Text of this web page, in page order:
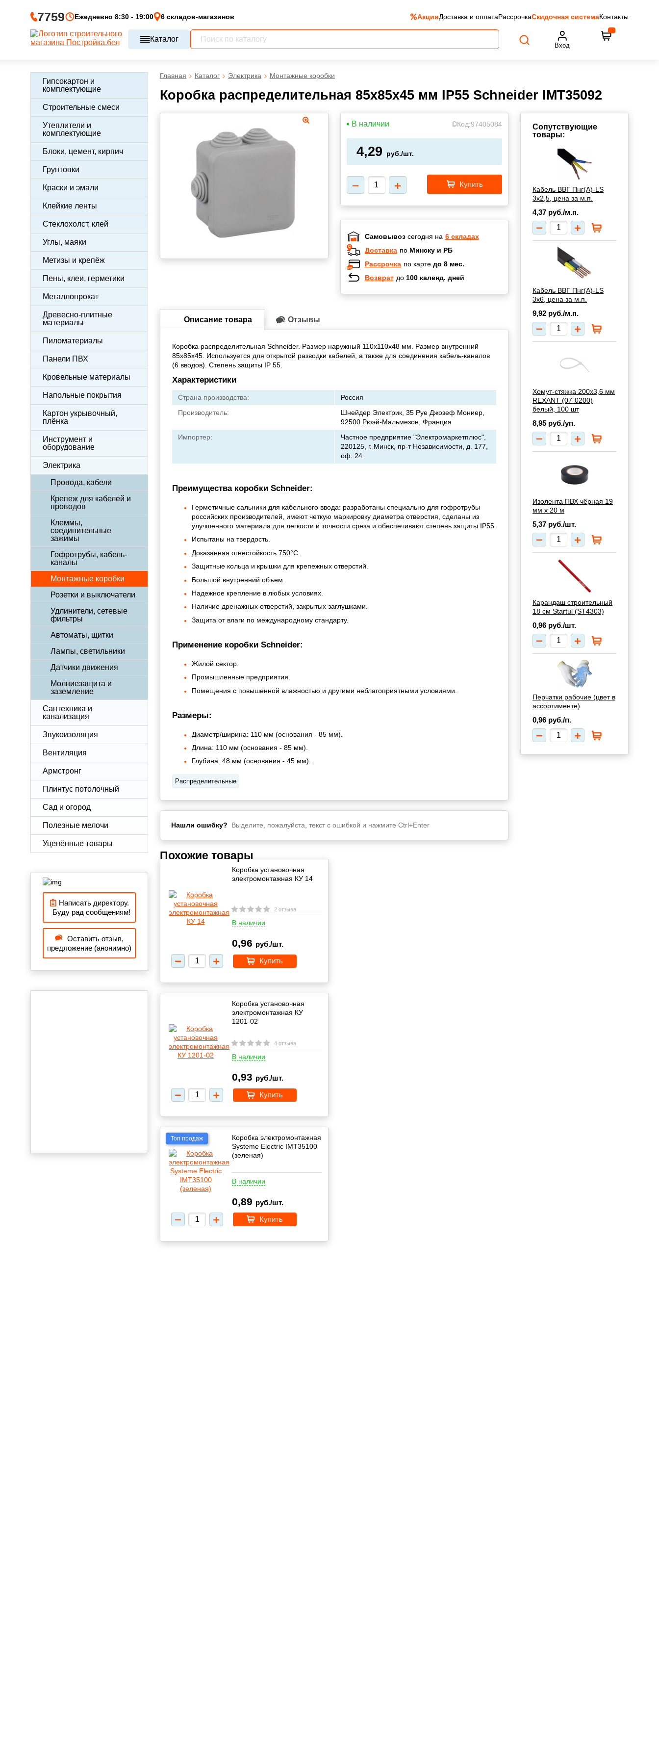
7759 Ежедневно 8:30 - 19:00 6 складов-магазинов АкцииДоставка и оплатаРассрочкаСкидочная системаКонтакты
Каталог
Вход
Гипсокартон и
комплектующие
Строительные смеси
Утеплители и
комплектующие
Блоки, цемент, кирпич
Грунтовки
Краски и эмали
Клейкие ленты
Стеклохолст, клей
Углы, маяки
Метизы и крепёж
Пены, клеи, герметики
Металлопрокат
Древесно-плитные
материалы
Пиломатериалы
Панели ПВХ
Кровельные материалы
Напольные покрытия
Картон укрывочный,
плёнка
Инструмент и
оборудование
Электрика
Провода, кабели
Крепеж для кабелей и
проводов
Клеммы,
соединительные
зажимы
Гофротрубы, кабель-
каналы
Монтажные коробки
Розетки и выключатели
Удлинители, сетевые
фильтры
Автоматы, щитки
Лампы, светильники
Датчики движения
Молниезащита и
заземление
Сантехника и
канализация
Звукоизоляция
Вентиляция
Армстронг
Плинтус потолочный
Сад и огород
Полезные мелочи
Уценённые товары
Написать директору.
Буду рад сообщениям!
Оставить отзыв,
предложение (анонимно)
Главная Каталог Электрика Монтажные коробки
Коробка распределительная 85х85х45 мм IP55 Schneider IMT35092
В наличии Код:97405084
4,29 руб./шт.
Купить
Самовывозсегодня на 6 складах
Доставка по Минску и РБ
Рассрочка по карте до 8 мес.
Возврат до 100 календ. дней
Описание товара Отзывы
Коробка распределительная Schneider. Размер наружный 110х110х48 мм. Размер внутренний
85х85х45. Используется для открытой разводки кабелей, а также для соединения кабель-каналов
(6 вводов). Степень защиты IP 55.
Характеристики
Страна производства:
Россия
Производитель:
Шнейдер Электрик, 35 Руе Джозеф Мониер,
92500 Рюэй-Мальмезон, Франция
Импортер:
Частное предприятие "Электромаркетплюс",
220125, г. Минск, пр-т Независимости, д. 177,
оф. 24
Преимущества коробки Schneider:
Герметичные сальники для кабельного ввода: разработаны специально для гофротрубы
российских производителей, имеют четкую маркировку диаметра отверстия, сделаны из
улучшенного материала для легкости и точности среза и обеспечивают степень защиты IP55.
Испытаны на твердость.
Доказанная огнестойкость 750°С.
Защитные кольца и крышки для крепежных отверстий.
Большой внутренний объем.
Надежное крепление в любых условиях.
Наличие дренажных отверстий, закрытых заглушками.
Защита от влаги по международному стандарту.
Применение коробки Schneider:
Жилой сектор.
Промышленные предприятия.
Помещения с повышенной влажностью и другими неблагоприятными условиями.
Размеры:
Диаметр/ширина: 110 мм (основания - 85 мм).
Длина: 110 мм (основания - 85 мм).
Глубина: 48 мм (основания - 45 мм).
Распределительные
Нашли ошибку? Выделите, пожалуйста, текст с ошибкой и нажмите Ctrl+Enter
Похожие товары
Коробка установочная
электромонтажная КУ 14
2 отзыва
В наличии
0,96 руб./шт.
Купить
Коробка установочная
электромонтажная КУ
1201-02
4 отзыва
В наличии
0,93 руб./шт.
Купить
Топ продаж
Коробка электромонтажная
Systeme Electric IMT35100
(зеленая)
В наличии
0,89 руб./шт.
Купить
Сопутствующие
товары:
Кабель ВВГ Пнг(А)-LS
3х2,5, цена за м.п.
4,37 руб./м.п.
Кабель ВВГ Пнг(А)-LS
3х6, цена за м.п.
9,92 руб./м.п.
Хомут-стяжка 200x3,6 мм
REXANT (07-0200)
белый, 100 шт
8,95 руб./уп.
Изолента ПВХ чёрная 19
мм х 20 м
5,37 руб./шт.
Карандаш строительный
18 см Startul (ST4303)
0,96 руб./шт.
Перчатки рабочие (цвет в
ассортименте)
0,96 руб./п.